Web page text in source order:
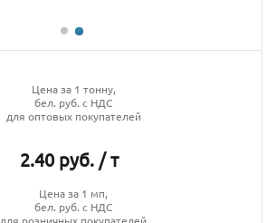
Цена за 1 тонну,
бел. руб. с НДС
для оптовых покупателей
2.40 руб. / т
Цена за 1 мп,
бел. руб. с НДС